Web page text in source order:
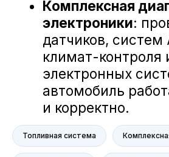
Топливная система
BMW
Porsche
Volkswagen
NORDCROSS (Lynk&Co)
Voyah
M-Hero
AITO SERES
Nissan
Haval